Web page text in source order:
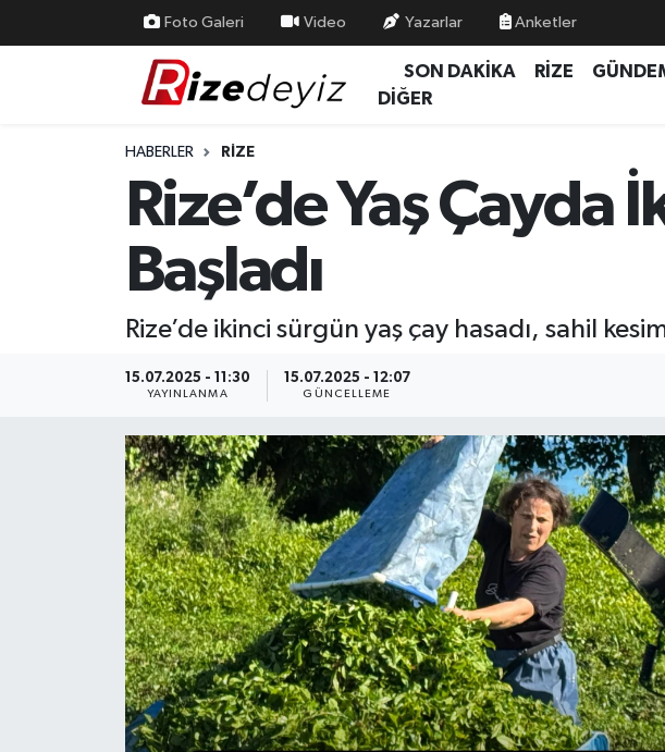
Foto Galeri Video Yazarlar Anketler
SON DAKİKA RİZE
DİĞER
HABERLER RIZE
Rize’de Yaş Çayda
Başladı
Rize’de ikinci sürgün yaş çay hasadı, sahil
15.07.2025 - 11:30
YAYINLANMA
15.07.2025 - 12:07
GÜNCELLEME
Yurttan Haberler
Ekonomi
Rize Nöbetçi Eczaneler
Rize Trafik Yoğunluk Haritası
Süper Lig Puan Durumu ve Fikstür